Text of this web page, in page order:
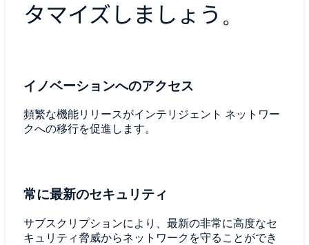
タマイズしましょう。
イノベーションへのアクセス
頻繁な機能リリースがインテリジェント ネットワー
クへの移行を促進します。
常に最新のセキュリティ
サブスクリプションにより、最新の非常に高度なセ
キュリティ脅威からネットワークを守ることができ